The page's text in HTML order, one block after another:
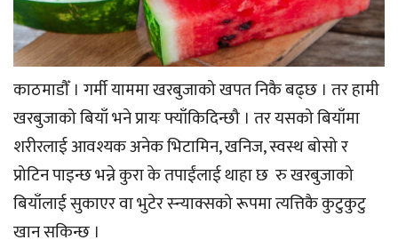
काठमाडौँ । गर्मी याममा खरबुजाको खपत निकै बढ्छ । तर हामी
खरबुजाको बियाँ भने प्रायः फ्याँकिदिन्छौ । तर यसको बियाँमा
शरीरलाई आवश्यक अनेक भिटामिन, खनिज, स्वस्थ बोसो र
प्रोटिन पाइन्छ भन्ने कुरा के तपाईंलाई थाहा छ रु खरबुजाको
बियाँलाई सुकाएर वा भुटेर स्न्याक्सको रूपमा त्यत्तिकै कुटुकुटु
खान सकिन्छ ।